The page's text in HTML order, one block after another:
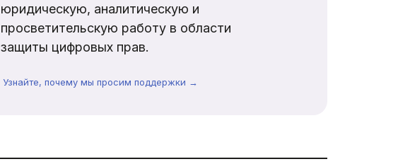
юридическую, аналитическую и
просветительскую работу в области
защиты цифровых прав.
Узнайте, почему мы просим поддержки →